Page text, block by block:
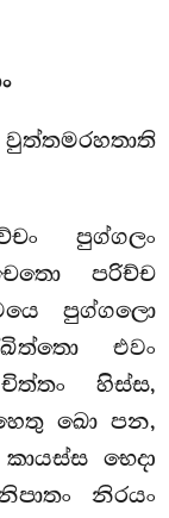
පුග්ගලං
පරිච්ච
පුග්ගලො
එවං
හිස්ස,
ඛො පන,
භෙදා
නිරයං